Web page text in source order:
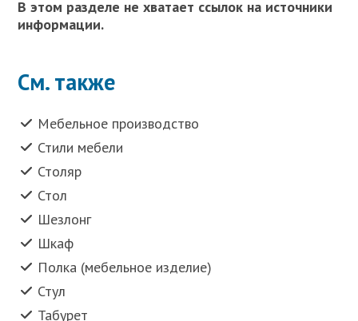
В этом разделе не хватает ссылок на источники
информации.
См. также
Мебельное производство
Стили мебели
Столяр
Стол
Шезлонг
Шкаф
Полка (мебельное изделие)
Стул
Табурет